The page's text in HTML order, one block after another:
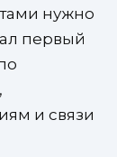
нужно
первый
и связи